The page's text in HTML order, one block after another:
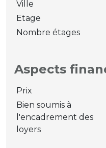
Ville
Etage
Nombre étages
Aspects
Prix
Bien soumis à
l'encadrement des
loyers